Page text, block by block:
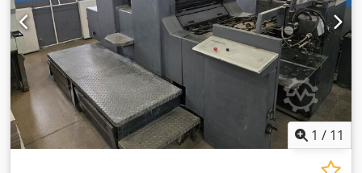
1 / 11